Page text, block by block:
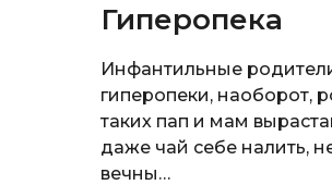
Гиперопека
Инфантильные
гиперопеки, наоборот,
таких пап и мам
даже чай себе налить,
вечны…